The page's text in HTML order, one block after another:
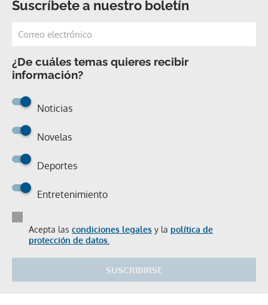
Suscríbete a nuestro boletín
¿De cuáles temas quieres recibir
información?
Noticias
Novelas
Deportes
Entretenimiento
Acepta las condiciones legales y la política de
protección de datos.
SUSCRIBIRSE